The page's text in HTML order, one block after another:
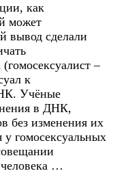
как
может
вывод сделали
(гомосексуалист –
к
Учёные
в ДНК,
без изменения их
у гомосексуальных
…